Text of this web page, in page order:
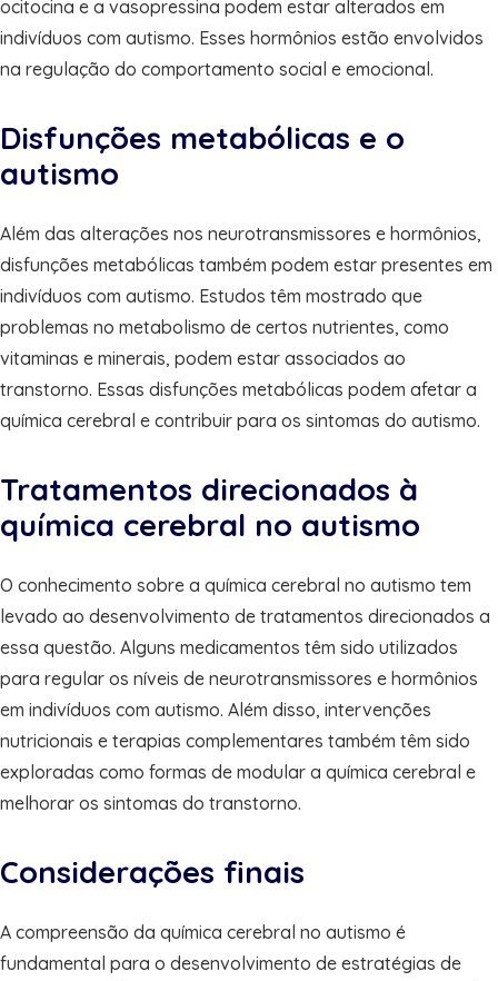
ocitocina e a vasopressina podem estar alterados em
indivíduos com autismo. Esses hormônios estão envolvidos
na regulação do comportamento social e emocional.
Disfunções metabólicas e o
autismo
Além das alterações nos neurotransmissores e hormônios,
disfunções metabólicas também podem estar presentes em
indivíduos com autismo. Estudos têm mostrado que
problemas no metabolismo de certos nutrientes, como
vitaminas e minerais, podem estar associados ao
transtorno. Essas disfunções metabólicas podem afetar a
química cerebral e contribuir para os sintomas do autismo.
Tratamentos direcionados à
química cerebral no autismo
O conhecimento sobre a química cerebral no autismo tem
levado ao desenvolvimento de tratamentos direcionados a
essa questão. Alguns medicamentos têm sido utilizados
para regular os níveis de neurotransmissores e hormônios
em indivíduos com autismo. Além disso, intervenções
nutricionais e terapias complementares também têm sido
exploradas como formas de modular a química cerebral e
melhorar os sintomas do transtorno.
Considerações finais
A compreensão da química cerebral no autismo é
fundamental para o desenvolvimento de estratégias de